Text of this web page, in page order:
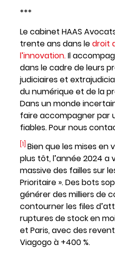
***
Le cabinet HAAS
trente ans dans ledroit
l’innovation.Il
dans le cadre de leurs
judiciaires et
du numérique et de la
Dans un monde
faire accompagner par
fiables. Pour nous
[1] Bien que les mises
plus tôt, l’année 2024
massive des failles sur
Prioritaire ». Des bots
générer des milliers de
contourner les files
ruptures de stock en
et Paris, avec des
Viagogo à +400 %.